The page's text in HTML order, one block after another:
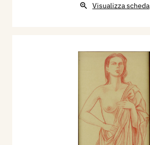
Visualizza scheda